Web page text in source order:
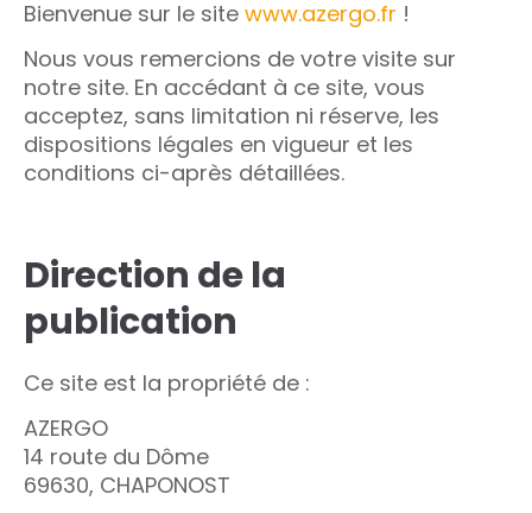
solutions...
Vie
Azergo
Bienvenue sur le site www.azergo.fr !
Nous vous remercions de votre visite sur
notre site. En accédant à ce site, vous
acceptez, sans limitation ni réserve, les
dispositions légales en vigueur et les
conditions ci-après détaillées.
Direction de la
publication
Ce site est la propriété de :
AZERGO
14 route du Dôme
69630, CHAPONOST